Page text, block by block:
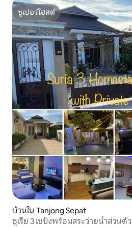
ซูเปอร์โฮสต์
ซูเปอร์โฮสต์
บ้านใน Tanjong Sepat
ซูเรีย 3 เซปังพร้อมสระว่ายน้ำส่วนตัว